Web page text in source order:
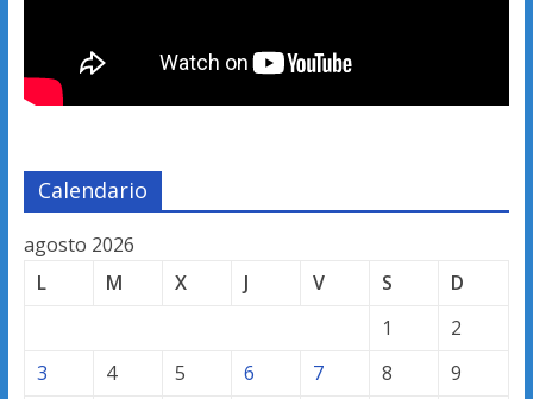
Calendario
agosto 2026
L
M X J V S
D
1
2
3
4 5 6 7 8 9